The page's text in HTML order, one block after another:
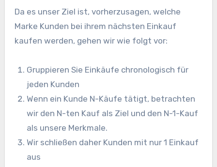
Da es unser Ziel ist, vorherzusagen, welche
Marke Kunden bei ihrem nächsten Einkauf
kaufen werden, gehen wir wie folgt vor:
Gruppieren Sie Einkäufe chronologisch für
jeden Kunden
Wenn ein Kunde N-Käufe tätigt, betrachten
wir den N-ten Kauf als Ziel und den N-1-Kauf
als unsere Merkmale.
Wir schließen daher Kunden mit nur 1 Einkauf
aus